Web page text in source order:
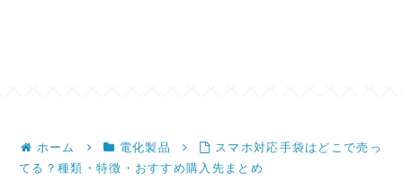
ホーム 電化製品
スマホ対応手袋はどこで売っ
てる？種類・特徴・おすすめ購入先まとめ